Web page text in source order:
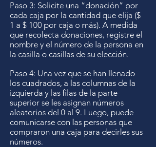
Paso 3: Solicite una “donación” por
cada caja por la cantidad que elija ($
1 a $ 100 por caja o más). A medida
que recolecta donaciones, registre el
nombre y el número de la persona en
la casilla o casillas de su elección.
Paso 4: Una vez que se han llenado
los cuadrados, a las columnas de la
izquierda y las filas de la parte
superior se les asignan números
aleatorios del 0 al 9. Luego, puede
comunicarse con las personas que
compraron una caja para decirles sus
números.